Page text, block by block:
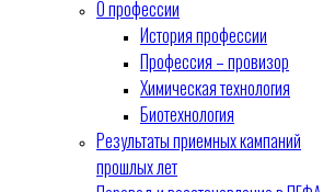
О профессии
История профессии
Профессия – провизор
Химическая технология
Биотехнология
Результаты приемных кампаний
прошлых лет